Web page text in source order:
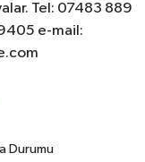
Tel: 07483 889
e-mail:
Durumu